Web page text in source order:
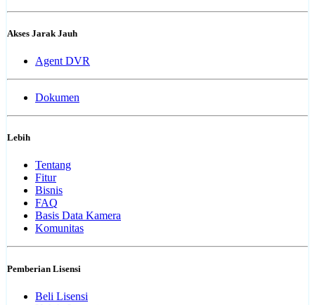
Akses Jarak Jauh
Agent DVR
Dokumen
Lebih
Tentang
Fitur
Bisnis
FAQ
Basis Data Kamera
Komunitas
Pemberian Lisensi
Beli Lisensi